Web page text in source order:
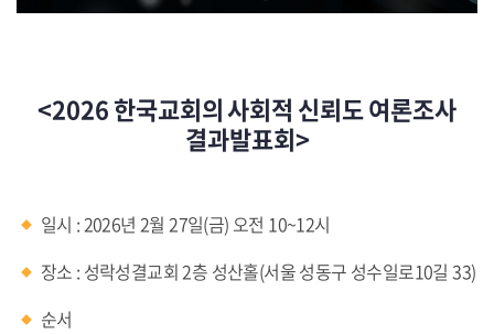
<2026 한국교회의 사회적 신뢰도 여론조사
결과발표회>
일시 : 2026년 2월 27일(금) 오전 10~12시
장소 : 성락성결교회 2층 성산홀(서울 성동구 성수일로10길 33)
순서